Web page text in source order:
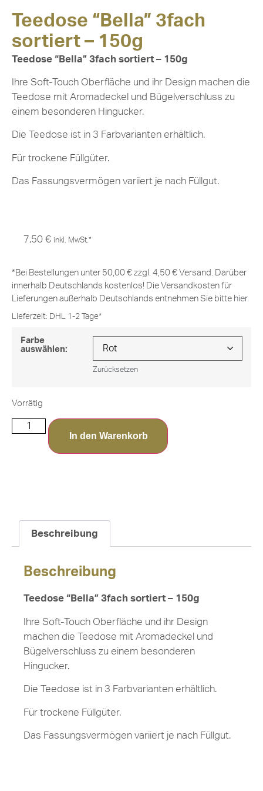
Teedose “Bella” 3fach
sortiert – 150g
Teedose “Bella” 3fach sortiert – 150g
Ihre Soft-Touch Oberfläche und ihr Design machen die
Teedose mit Aromadeckel und Bügelverschluss zu
einem besonderen Hingucker.
Die Teedose ist in 3 Farbvarianten erhältlich.
Für trockene Füllgüter.
Das Fassungsvermögen variiert je nach Füllgut.
7,50 € inkl. MwSt.*
*Bei Bestellungen unter 50,00 € zzgl. 4,50 € Versand. Darüber
innerhalb Deutschlands kostenlos! Die Versandkosten für
Lieferungen außerhalb Deutschlands entnehmen Sie bitte hier.
Lieferzeit: DHL 1-2 Tage*
Farbe
auswählen:
Zurücksetzen
Vorrätig
In den Warenkorb
Beschreibung
Beschreibung
Teedose “Bella” 3fach sortiert – 150g
Ihre Soft-Touch Oberfläche und ihr Design
machen die Teedose mit Aromadeckel und
Bügelverschluss zu einem besonderen
Hingucker.
Die Teedose ist in 3 Farbvarianten erhältlich.
Für trockene Füllgüter.
Das Fassungsvermögen variiert je nach Füllgut.